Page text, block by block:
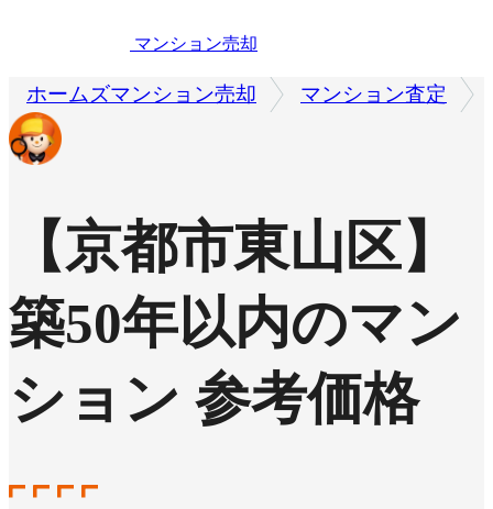
マンション売却
ホームズマンション売却 マンション査定
【京都市東山区】
築50年以内のマン
ション 参考価格